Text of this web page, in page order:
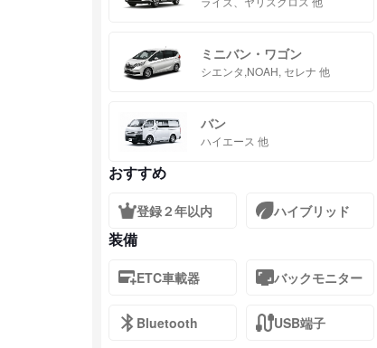
ミニバン・ワゴン
シエンタ,NOAH, セレナ 他
バン
ハイエース 他
おすすめ
登録２年以内 ハイブリッド
装備
ETC車載器 バックモニター
Bluetooth USB端子